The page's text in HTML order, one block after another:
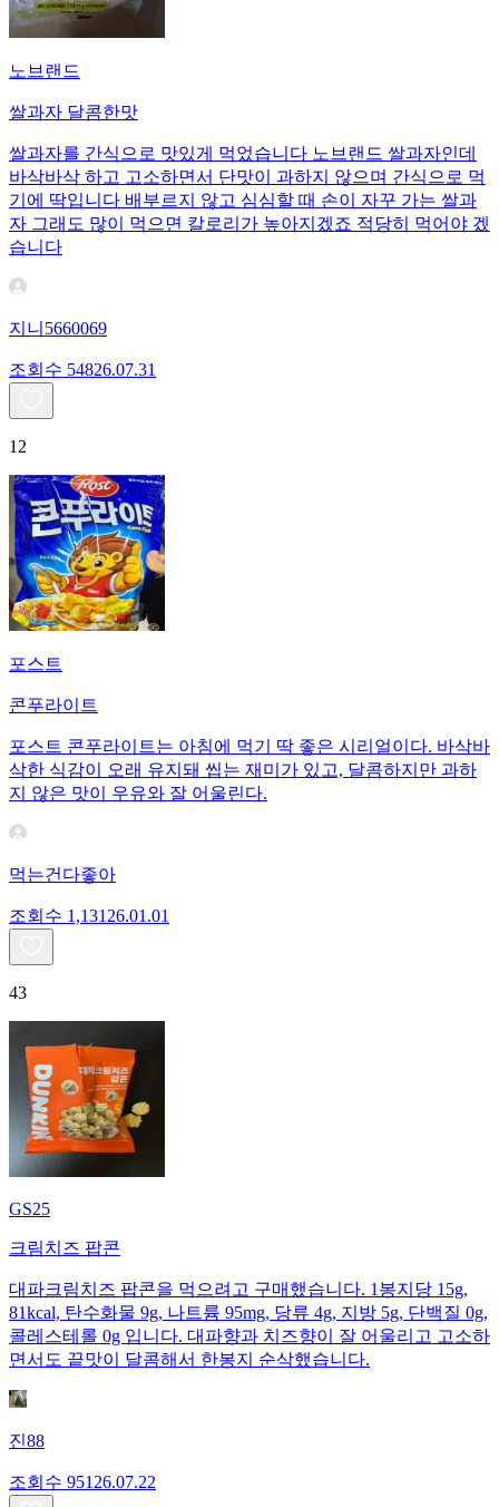
노브랜드
쌀과자 달콤한맛
쌀과자를 간식으로 맛있게 먹었습니다 노브랜드 쌀과자인데
바삭바삭 하고 고소하면서 단맛이 과하지 않으며 간식으로 먹
기에 딱입니다 배부르지 않고 심심할 때 손이 자꾸 가는 쌀과
자 그래도 많이 먹으면 칼로리가 높아지겠죠 적당히 먹어야 겠
습니다
지니5660069
조회수 54826.07.31
12
포스트
콘푸라이트
포스트 콘푸라이트는 아침에 먹기 딱 좋은 시리얼이다. 바삭바
삭한 식감이 오래 유지돼 씹는 재미가 있고, 달콤하지만 과하
지 않은 맛이 우유와 잘 어울린다.
먹는건다좋아
조회수 1,131 26.01.01
43
GS25
크림치즈 팝콘
대파크림치즈 팝콘을 먹으려고 구매했습니다. 1봉지당 15g,
81kcal, 탄수화물 9g, 나트륨 95mg, 당류 4g, 지방 5g, 단백질 0g,
콜레스테롤 0g 입니다. 대파향과 치즈향이 잘 어울리고 고소하
면서도 끝맛이 달콤해서 한봉지 순삭했습니다.
진88
조회수 951 26.07.22